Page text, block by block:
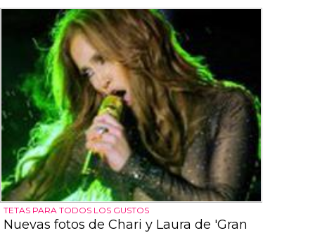
TETAS PARA TODOS LOS GUSTOS
Nuevas fotos de Chari y Laura de 'Gran